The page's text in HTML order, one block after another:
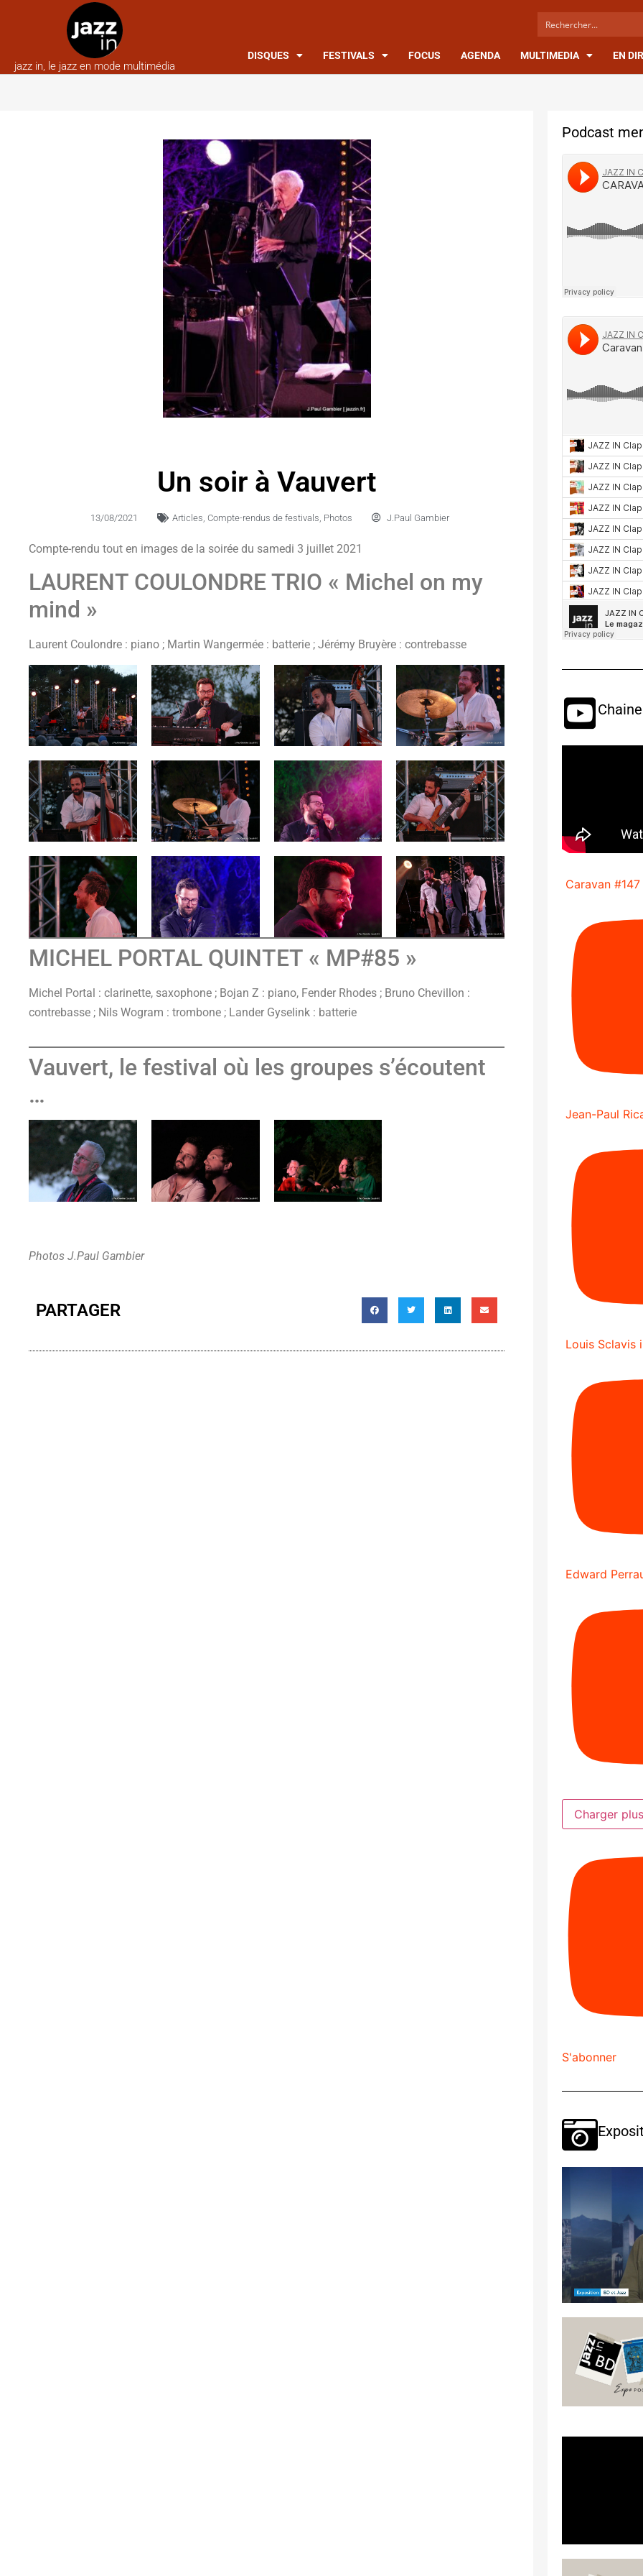
jazz in, le jazz en mode multimédia
DISQUES FESTIVALS FOCUS AGENDA MULTIMEDIA EN
Un soir à Vauvert
13/08/2021 Articles Compte-rendus de festivals Photos J.Paul Gambier
Compte-rendu tout en images de la soirée du samedi 3 juillet 2021
LAURENT COULONDRE TRIO « Michel on my
mind »
Laurent Coulondre : piano ; Martin Wangermée : batterie ; Jérémy Bruyère : contrebasse
MICHEL PORTAL QUINTET « MP#85 »
Michel Portal : clarinette, saxophone ; Bojan Z : piano, Fender Rhodes ; Bruno Chevillon :
contrebasse ; Nils Wogram : trombone ; Lander Gyselink : batterie
Vauvert, le festival où les groupes s’écoutent
…
Photos J.Paul Gambier
PARTAGER
Podcast
Caravan #147
Jean-Paul
Louis Sclavis
Edward
Charger
S'abonner